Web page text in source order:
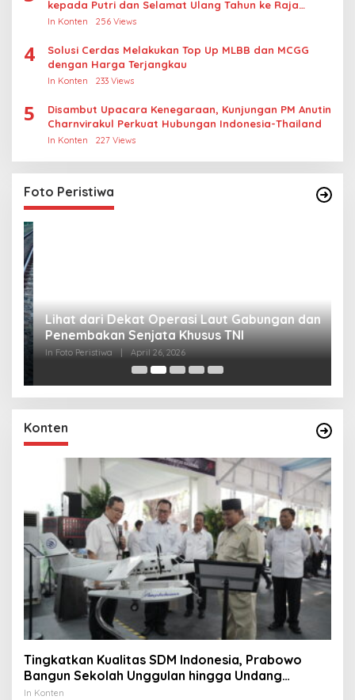
kepada Putri dan Selamat Ulang Tahun ke Raja
Thailand
In Konten 256 Views
4
Solusi Cerdas Melakukan Top Up MLBB dan MCGG
dengan Harga Terjangkau
In Konten 233 Views
5
Disambut Upacara Kenegaraan, Kunjungan PM Anutin
Charnvirakul Perkuat Hubungan Indonesia-Thailand
In Konten 227 Views
Foto Peristiwa
Lihat dari Dekat Operasi Laut Gabungan dan
Penembakan Senjata Khusus TNI
In Foto Peristiwa | April 26, 2026
Konten
Tingkatkan Kualitas SDM Indonesia, Prabowo
Bangun Sekolah Unggulan hingga Undang
Universitas Terbaik Dunia
In Konten